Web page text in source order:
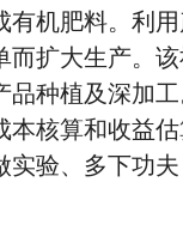
机肥料。利
扩大生产。
种植及深加
核算和收益
验、多下功